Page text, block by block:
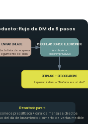
flujo de DM de 5 pasos
ENVIAR ENLACE
de la lista de espera
de clics
RECOPILAR CORREO ELECTRÓNICO
Webhook →
Mailchimp/Klaviyo
RETRASO + RECORDATORIO
Esperar X días → "¡Mañana es el día!"
Resultado para ti
precalificada + canal de mensajes directos
del día de lanzamiento = aumento de ventas medible